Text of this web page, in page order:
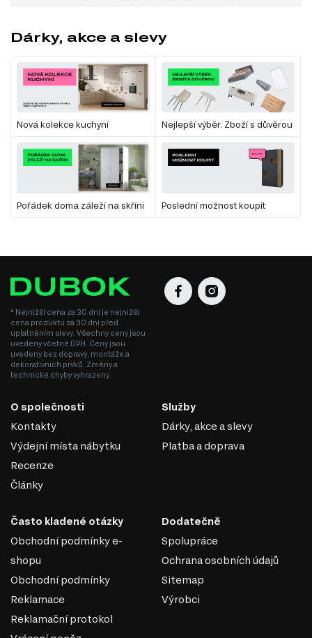
Dárky, akce a slevy
Nová kolekce kuchyní Nejlepší výběr. Zboží s důvěrou
Pořádek doma záleží na skříni Poslední možnost koupit
* Nejnižší cena za 30 dní je nejnižší
cena produktu za 30 dní před
uplatněním slevy. Všechny ceny jsou
uvedeny včetně DPH. Ceny jsou
uvedeny bez dopravy, montáže a
dekorativních prvků. Změny a
technické chyby vyhrazeny.
O společnosti
Kontakty
Výdejní místa nábytku
Recenze
Články
Služby
Dárky, akce a slevy
Platba a doprava
Často kladené otázky
Obchodní podmínky e-
shopu
Obchodní podmínky
Reklamace
Reklamační protokol
Dodatečně
Spolupráce
Ochrana osobních údajů
Sitemap
Výrobci